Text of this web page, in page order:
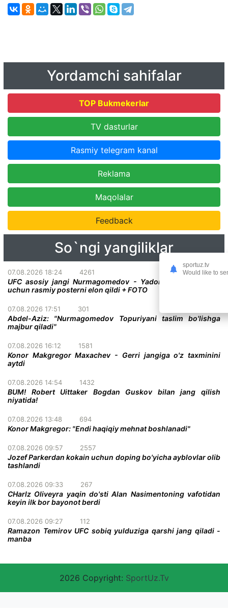
Yordamchi sahifalar
TOP Bukmekerlar
TV dasturlar
Rasmiy telegram kanal
Reklama
Maqolalar
Feedback
So`ngi yangiliklar
07.08.2026 18:24 4261
UFC asosiy jangi Nurmagomedov - Yadong bo'lgan turnir
uchun rasmiy posterni elon qildi + FOTO
07.08.2026 17:51 301
Abdel-Aziz: "Nurmagomedov Topuriyani taslim bo'lishga
majbur qiladi"
07.08.2026 16:12 1581
Konor Makgregor Maxachev - Gerri jangiga o'z taxminini
aytdi
07.08.2026 14:54 1432
BUM! Robert Uittaker Bogdan Guskov bilan jang qilish
niyatida!
07.08.2026 13:48 694
Konor Makgregor: "Endi haqiqiy mehnat boshlanadi"
07.08.2026 09:57 2557
Jozef Parkerdan kokain uchun doping bo'yicha ayblovlar olib
tashlandi
07.08.2026 09:33 267
CHarlz Oliveyra yaqin do'sti Alan Nasimentoning vafotidan
keyin ilk bor bayonot berdi
07.08.2026 09:27 112
Ramazon Temirov UFC sobiq yulduziga qarshi jang qiladi -
manba
2026 Copyright: SportUz.Tv
sportuz.tv
Would like to